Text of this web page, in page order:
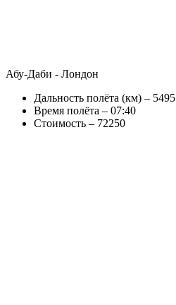
Абу-Даби - Лондон
Дальность полёта (км) – 5495
Время полёта – 07:40
Стоимость – 72250